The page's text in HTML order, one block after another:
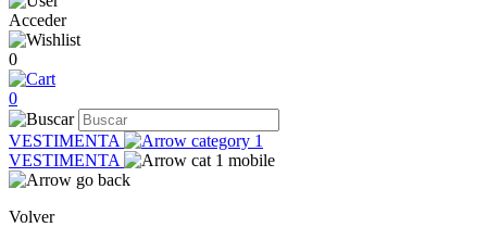
Acceder
0
0
VESTIMENTA
VESTIMENTA
Volver